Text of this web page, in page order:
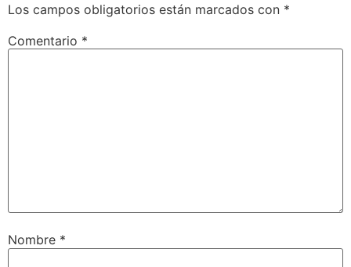
Los campos obligatorios están marcados con *
Comentario *
Nombre *